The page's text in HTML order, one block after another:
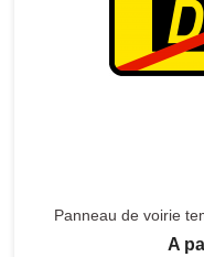
Panneau de voirie
Prix
A